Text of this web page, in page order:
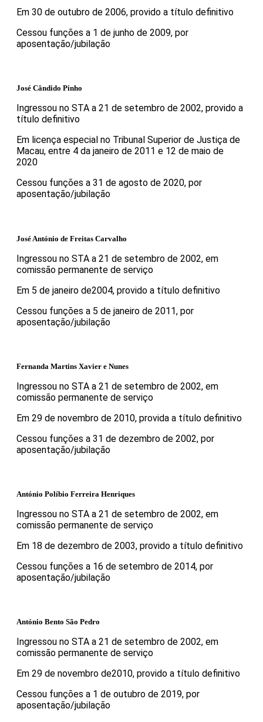
Em 30 de outubro de 2006, provido a título definitivo
Cessou funções a 1 de junho de 2009, por
aposentação/jubilação
José Cândido Pinho
Ingressou no STA a 21 de setembro de 2002, provido a
título definitivo
Em licença especial no Tribunal Superior de Justiça de
Macau, entre 4 da janeiro de 2011 e 12 de maio de
2020
Cessou funções a 31 de agosto de 2020, por
aposentação/jubilação
José António de Freitas Carvalho
Ingressou no STA a 21 de setembro de 2002, em
comissão permanente de serviço
Em 5 de janeiro de2004, provido a título definitivo
Cessou funções a 5 de janeiro de 2011, por
aposentação/jubilação
Fernanda Martins Xavier e Nunes
Ingressou no STA a 21 de setembro de 2002, em
comissão permanente de serviço
Em 29 de novembro de 2010, provida a título definitivo
Cessou funções a 31 de dezembro de 2002, por
aposentação/jubilação
António Políbio Ferreira Henriques
Ingressou no STA a 21 de setembro de 2002, em
comissão permanente de serviço
Em 18 de dezembro de 2003, provido a título definitivo
Cessou funções a 16 de setembro de 2014, por
aposentação/jubilação
António Bento São Pedro
Ingressou no STA a 21 de setembro de 2002, em
comissão permanente de serviço
Em 29 de novembro de2010, provido a título definitivo
Cessou funções a 1 de outubro de 2019, por
aposentação/jubilação